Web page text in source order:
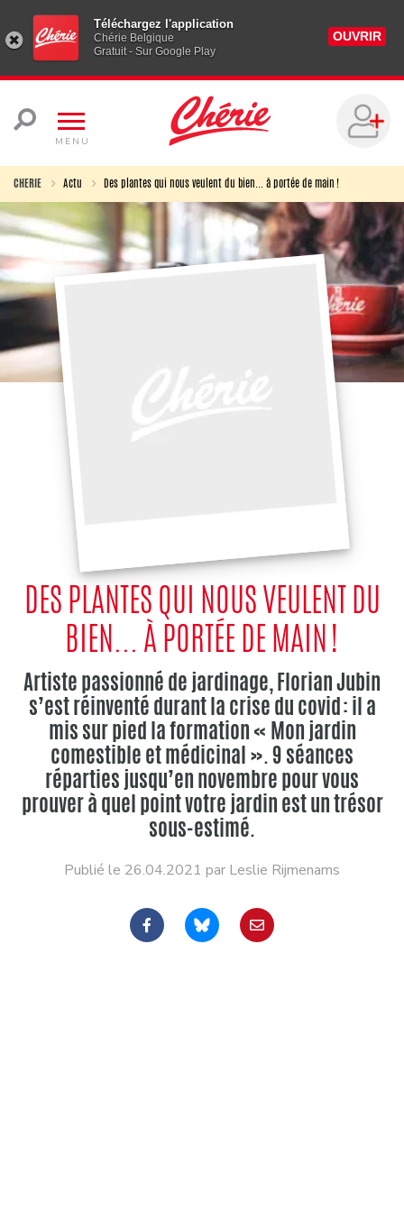
Téléchargez l'application
Chérie Belgique
Gratuit - Sur Google Play
OUVRIR
MENU
CHERIE Actu Des plantes qui nous veulent du bien... à portée de main !
DES PLANTES QUI NOUS VEULENT DU
BIEN... À PORTÉE DE MAIN !
Artiste passionné de jardinage, Florian Jubin
s’est réinventé durant la crise du covid : il a
mis sur pied la formation « Mon jardin
comestible et médicinal ». 9 séances
réparties jusqu’en novembre pour vous
prouver à quel point votre jardin est un trésor
sous-estimé.
Publié le 26.04.2021 par Leslie Rijmenams